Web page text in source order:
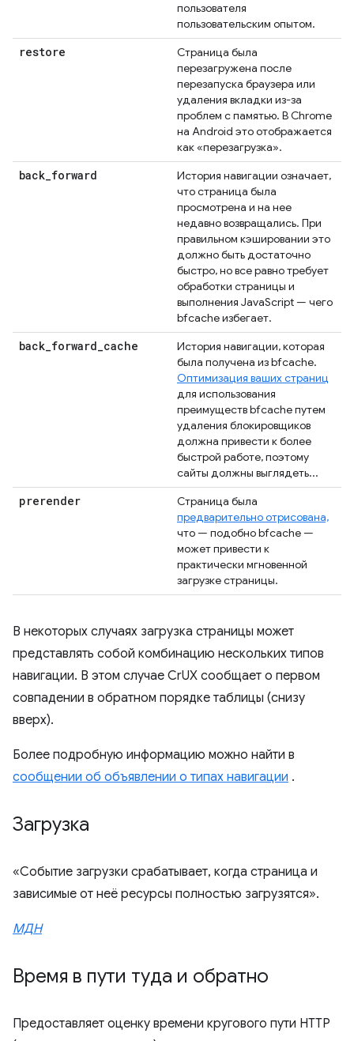
пользователя
пользовательским опытом.
restore
Страница была
перезагружена после
перезапуска браузера или
удаления вкладки из-за
проблем с памятью. В Chrome
на Android это отображается
как «перезагрузка».
back_forward
История навигации означает,
что страница была
просмотрена и на нее
недавно возвращались. При
правильном кэшировании это
должно быть достаточно
быстро, но все равно требует
обработки страницы и
выполнения JavaScript — чего
bfcache избегает.
back_forward_cache
История навигации, которая
была получена из bfcache.
Оптимизация ваших страниц
для использования
преимуществ bfcache путем
удаления блокировщиков
должна привести к более
быстрой работе, поэтому
сайты должны выглядеть...
prerender
Страница была
предварительно отрисована,
что — подобно bfcache —
может привести к
практически мгновенной
загрузке страницы.
В некоторых случаях загрузка страницы может
представлять собой комбинацию нескольких типов
навигации. В этом случае CrUX сообщает о первом
совпадении в обратном порядке таблицы (снизу
вверх).
Более подробную информацию можно найти в
сообщении об объявлении о типах навигации .
Загрузка
«Событие загрузки срабатывает, когда страница и
зависимые от неё ресурсы полностью загрузятся».
МДН
Время в пути туда и обратно
Предоставляет оценку времени кругового пути HTTP